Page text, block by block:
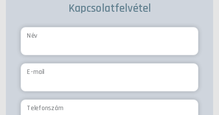
Kapcsolatfelvétel
Név
E-mail
Telefonszám